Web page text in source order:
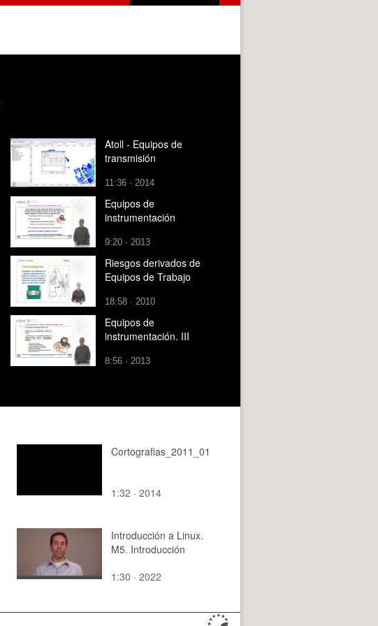
Atoll - Equipos de
transmisión
11:36 · 2014
Equipos de
instrumentación
9:20 · 2013
Riesgos derivados de
Equipos de Trabajo
18:58 · 2010
Equipos de
instrumentación. III
8:56 · 2013
Cortografias_2011_01
1:32 · 2014
Introducción a Linux.
M5. Introducción
1:30 · 2022